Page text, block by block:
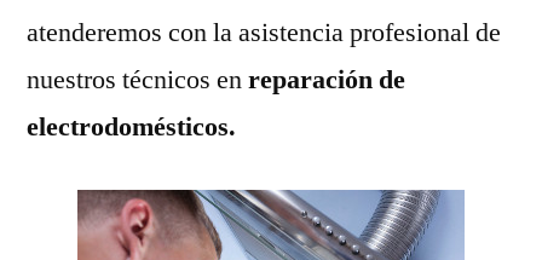
atenderemos con la asistencia profesional de
nuestros técnicos enreparación de
electrodomésticos.